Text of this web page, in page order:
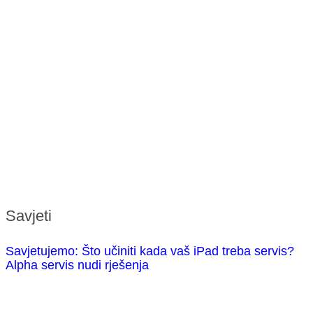
Savjeti
Savjetujemo: Što učiniti kada vaš iPad treba servis?
Alpha servis nudi rješenja